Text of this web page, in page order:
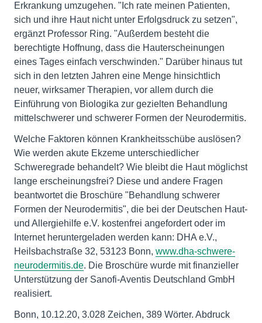
Erkrankung umzugehen. "Ich rate meinen Patienten,
sich und ihre Haut nicht unter Erfolgsdruck zu setzen",
ergänzt Professor Ring. "Außerdem besteht die
berechtigte Hoffnung, dass die Hauterscheinungen
eines Tages einfach verschwinden." Darüber hinaus tut
sich in den letzten Jahren eine Menge hinsichtlich
neuer, wirksamer Therapien, vor allem durch die
Einführung von Biologika zur gezielten Behandlung
mittelschwerer und schwerer Formen der Neurodermitis.
Welche Faktoren können Krankheitsschübe auslösen?
Wie werden akute Ekzeme unterschiedlicher
Schweregrade behandelt? Wie bleibt die Haut möglichst
lange erscheinungsfrei? Diese und andere Fragen
beantwortet die Broschüre "Behandlung schwerer
Formen der Neurodermitis", die bei der Deutschen Haut-
und Allergiehilfe e.V. kostenfrei angefordert oder im
Internet heruntergeladen werden kann: DHA e.V.,
Heilsbachstraße 32, 53123 Bonn, www.dha-schwere-
neurodermitis.de. Die Broschüre wurde mit finanzieller
Unterstützung der Sanofi-Aventis Deutschland GmbH
realisiert.
Bonn, 10.12.20, 3.028 Zeichen, 389 Wörter. Abdruck